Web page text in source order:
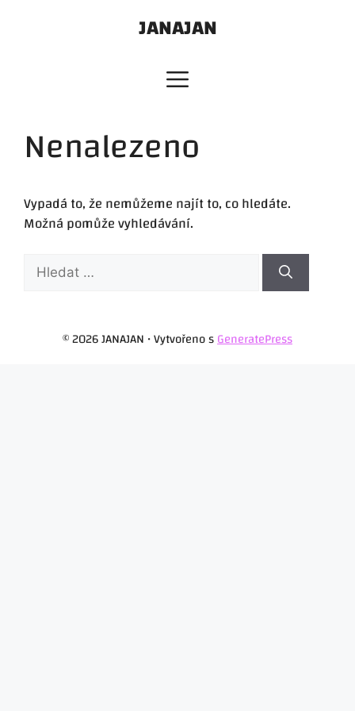
JANAJAN
Nenalezeno
Vypadá to, že nemůžeme najít to, co hledáte.
Možná pomůže vyhledávání.
Hledat:
© 2026 JANAJAN • Vytvořeno sGeneratePress